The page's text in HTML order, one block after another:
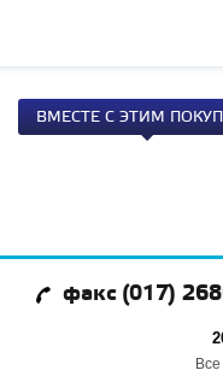
ВМЕСТЕ С ЭТИМ
факс (017)